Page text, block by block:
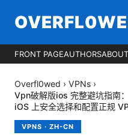
FRONT PAGEAUTHORS
Overfl0wed › VPNs ›
Vpn破解版ios 完整避坑指南
iOS 上安全选择和配置正规
VPNS · ZH-CN